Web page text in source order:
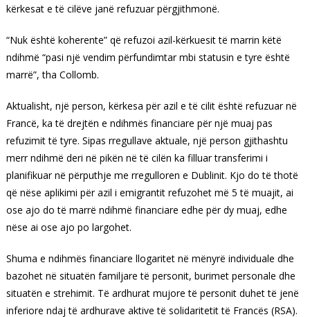
kërkesat e të cilëve janë refuzuar përgjithmonë.
“Nuk është koherente” që refuzoi azil-kërkuesit të marrin këtë
ndihmë “pasi një vendim përfundimtar mbi statusin e tyre është
marrë”, tha Collomb.
Aktualisht, një person, kërkesa për azil e të cilit është refuzuar në
Francë, ka të drejtën e ndihmës financiare për një muaj pas
refuzimit të tyre. Sipas rregullave aktuale, një person gjithashtu
merr ndihmë deri në pikën në të cilën ka filluar transferimi i
planifikuar në përputhje me rregulloren e Dublinit. Kjo do të thotë
që nëse aplikimi për azil i emigrantit refuzohet më 5 të muajit, ai
ose ajo do të marrë ndihmë financiare edhe për dy muaj, edhe
nëse ai ose ajo po largohet.
Shuma e ndihmës financiare llogaritet në mënyrë individuale dhe
bazohet në situatën familjare të personit, burimet personale dhe
situatën e strehimit. Të ardhurat mujore të personit duhet të jenë
inferiore ndaj të ardhurave aktive të solidaritetit të Francës (RSA).